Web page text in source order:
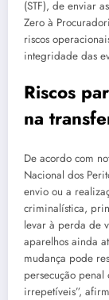
(STF), de enviar
Zero à
riscos
integridade das
Riscos
na
De acordo com
Nacional dos
envio ou a
criminalística,
levar à perda de
aparelhos ainda
mudança pode
persecução
irrepetíveis”,